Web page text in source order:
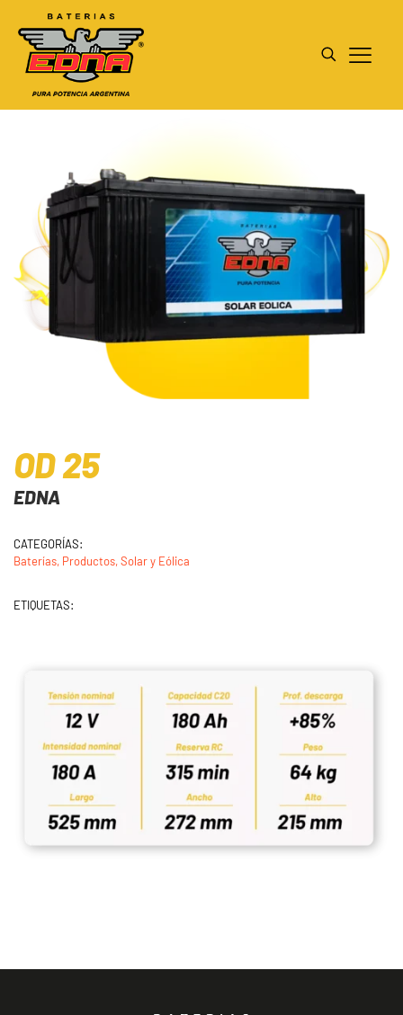
OD 25
EDNA
CATEGORÍAS:
Baterías Productos Solar y Eólica
ETIQUETAS: